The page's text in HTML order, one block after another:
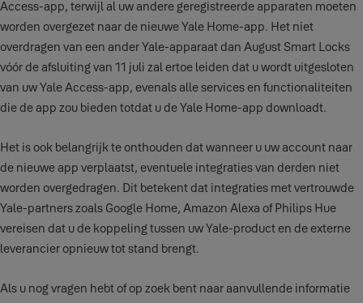
Access-app, terwijl al uw andere geregistreerde apparaten moeten
worden overgezet naar de nieuwe Yale Home-app. Het niet
overdragen van een ander Yale-apparaat dan August Smart Locks
vóór de afsluiting van 11 juli zal ertoe leiden dat u wordt uitgesloten
van uw Yale Access-app, evenals alle services en functionaliteiten
die de app zou bieden totdat u de Yale Home-app downloadt.
Het is ook belangrijk te onthouden dat wanneer u uw account naar
de nieuwe app verplaatst, eventuele integraties van derden niet
worden overgedragen. Dit betekent dat integraties met vertrouwde
Yale-partners zoals Google Home, Amazon Alexa of Philips Hue
vereisen dat u de koppeling tussen uw Yale-product en de externe
leverancier opnieuw tot stand brengt.
Als u nog vragen hebt of op zoek bent naar aanvullende informatie